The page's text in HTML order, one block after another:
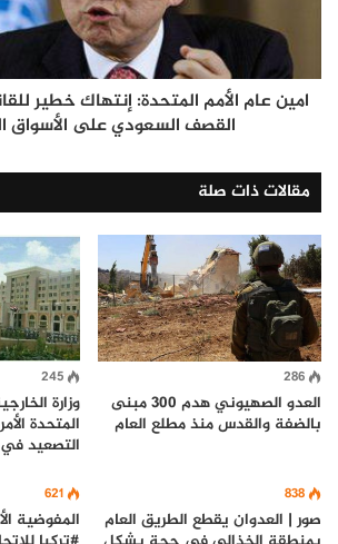
امين عام الأمم المتحدة: إنتهاك خطير
القصف السعودي على الأسواق
مقالات ذات صلة
286
العدو الصهيوني هدم 300 مبنى
بالضفة والقدس منذ مطلع العام
245
وزارة
المتحدة
التصعيد في
838
صور | العدوان يقطع الطريق العام
621
المفوضية